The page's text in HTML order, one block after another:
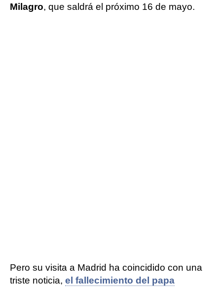
Milagro, que saldrá el próximo 16 de mayo.
Pero su visita a Madrid ha coincidido con una
triste noticia, el fallecimiento del papa